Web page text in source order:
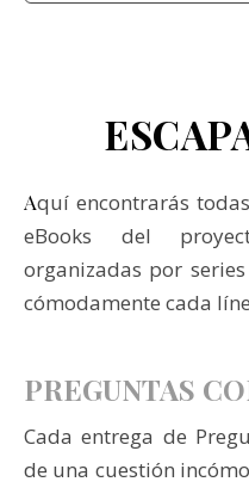
Aquí encontrarás todas las colecciones de libros y
eBooks del
organizadas por
cómodamente cada
PREGUNTAS
Cada entrega de
de una cuestión